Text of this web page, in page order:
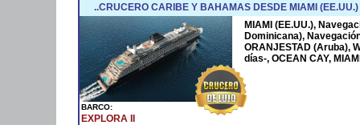
..CRUCERO CARIBE Y BAHAMAS DESDE MIAMI (EE.UU.)
BARCO:
EXPLORA II
MIAMI (EE.UU.),
Dominicana),
ORANJESTAD (Aruba),
días-, OCEAN CAY,